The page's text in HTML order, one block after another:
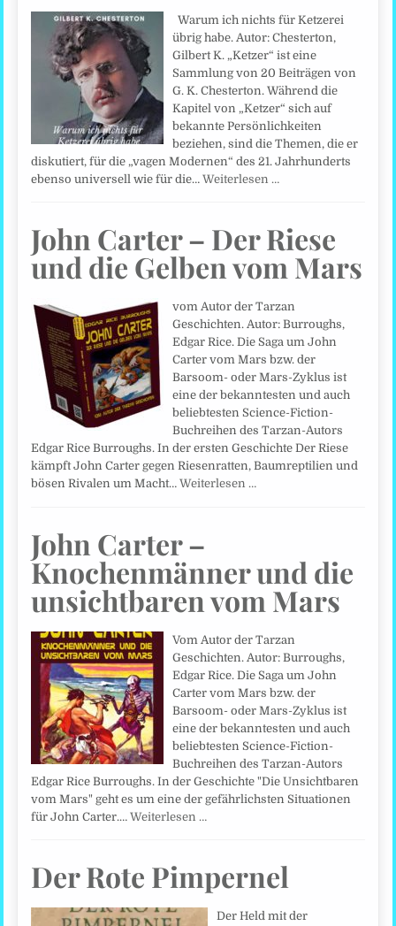
Warum ich nichts für Ketzerei
übrig habe. Autor: Chesterton,
Gilbert K. „Ketzer“ ist eine
Sammlung von 20 Beiträgen von
G. K. Chesterton. Während die
Kapitel von „Ketzer“ sich auf
bekannte Persönlichkeiten
beziehen, sind die Themen, die er
diskutiert, für die „vagen Modernen“ des 21. Jahrhunderts
ebenso universell wie für die…Weiterlesen …
John Carter – Der Riese
und die Gelben vom Mars
vom Autor der Tarzan
Geschichten. Autor: Burroughs,
Edgar Rice. Die Saga um John
Carter vom Mars bzw. der
Barsoom- oder Mars-Zyklus ist
eine der bekanntesten und auch
beliebtesten Science-Fiction-
Buchreihen des Tarzan-Autors
Edgar Rice Burroughs. In der ersten Geschichte Der Riese
kämpft John Carter gegen Riesenratten, Baumreptilien und
bösen Rivalen um Macht…Weiterlesen …
John Carter –
Knochenmänner und die
unsichtbaren vom Mars
Vom Autor der Tarzan
Geschichten. Autor: Burroughs,
Edgar Rice. Die Saga um John
Carter vom Mars bzw. der
Barsoom- oder Mars-Zyklus ist
eine der bekanntesten und auch
beliebtesten Science-Fiction-
Buchreihen des Tarzan-Autors
Edgar Rice Burroughs. In der Geschichte "Die Unsichtbaren
vom Mars" geht es um eine der gefährlichsten Situationen
für John Carter.…Weiterlesen …
Der Rote Pimpernel
Der Held mit der